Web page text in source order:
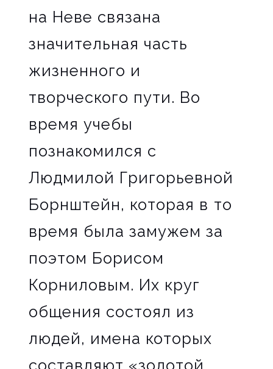
на Неве связана
значительная часть
жизненного и
творческого пути. Во
время учебы
познакомился с
Людмилой Григорьевной
Борнштейн, которая в то
время была замужем за
поэтом Борисом
Корниловым. Их круг
общения состоял из
людей, имена которых
составляют «золотой